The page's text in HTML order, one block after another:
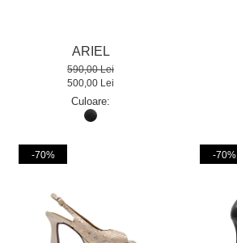
ARIEL
590,00 Lei
500,00 Lei
Culoare:
-70% -70%